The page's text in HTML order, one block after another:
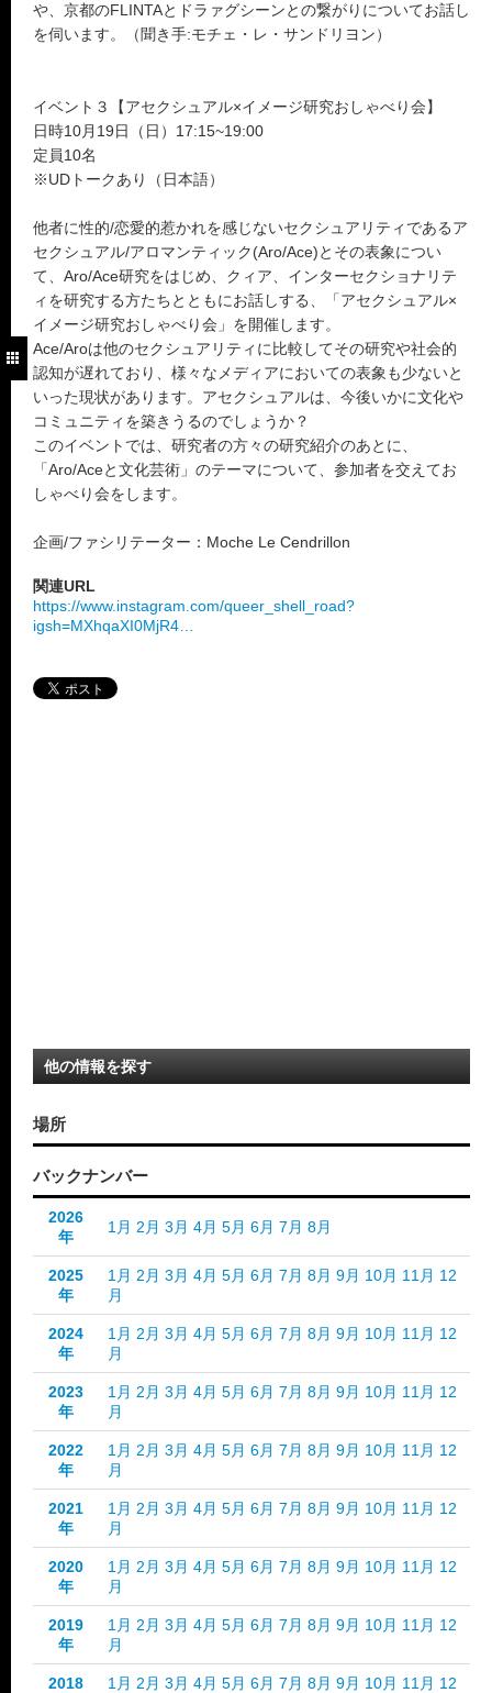
や、京都のFLINTAとドラァグシーンとの繋がりについてお話し
を伺います。（聞き手:モチェ・レ・サンドリヨン）
イベント３【アセクシュアル×イメージ研究おしゃべり会】
日時10月19日（日）17:15~19:00
定員10名
※UDトークあり（日本語）
他者に性的/恋愛的惹かれを感じないセクシュアリティであるア
セクシュアル/アロマンティック(Aro/Ace)とその表象につい
て、Aro/Ace研究をはじめ、クィア、インターセクショナリテ
ィを研究する方たちとともにお話しする、「アセクシュアル×
イメージ研究おしゃべり会」を開催します。
Ace/Aroは他のセクシュアリティに比較してその研究や社会的
認知が遅れており、様々なメディアにおいての表象も少ないと
いった現状があります。アセクシュアルは、今後いかに文化や
コミュニティを築きうるのでしょうか？
このイベントでは、研究者の方々の研究紹介のあとに、
「Aro/Aceと文化芸術」のテーマについて、参加者を交えてお
しゃべり会をします。
企画/ファシリテーター：Moche Le Cendrillon
関連URL
https://www.instagram.com/queer_shell_road?
igsh=MXhqaXI0MjR4…
他の情報を探す
場所
バックナンバー
2026
年
1月 2月 3月 4月 5月 6月 7月 8月
2025
年
1月 2月 3月 4月 5月 6月 7月 8月 9月 10月 11月 12
月
2024
年
1月 2月 3月 4月 5月 6月 7月 8月 9月 10月 11月 12
月
2023
年
1月 2月 3月 4月 5月 6月 7月 8月 9月 10月 11月 12
月
2022
年
1月 2月 3月 4月 5月 6月 7月 8月 9月 10月 11月 12
月
2021
年
1月 2月 3月 4月 5月 6月 7月 8月 9月 10月 11月 12
月
2020
年
1月 2月 3月 4月 5月 6月 7月 8月 9月 10月 11月 12
月
2019
年
1月 2月 3月 4月 5月 6月 7月 8月 9月 10月 11月 12
月
2018
1月 2月 3月 4月 5月 6月 7月 8月 9月 10月 11月 12